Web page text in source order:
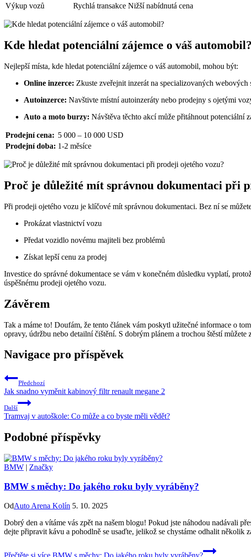
Výkup vozů
Rychlá transakce Nižší nabídnutá cena
Kde hledat potenciální zájemce o váš automobil?
Nejlepší místa, kde hledat potenciální zájemce o váš automobil, mohou být:
Online inzerce: Zkuste zveřejnit inzerát na specializovaných
Autoinzerce: Navštivte místní autoinzeráty nebo prodejny s ojetými
Auto a moto burzy: Návštěva těchto akcí může přitáhnout potenciální
Prodejní cena: 5 000 – 10 000 USD
Prodejní doba: 1-2 měsíce
Proč je důležité mít správnou dokumentaci při
Při prodeji ojetého vozu je klíčové mít správnou dokumentaci. Bez ní se
Prokázat vlastnictví vozu
Předat vozidlo novému majiteli bez problémů
Získat lepší cenu za prodej
Investice do správné dokumentace se vám v konečném důsledku vyplatí,
úspěšnému prodeji ojetého vozu.
Závěrem
Tak a máme to! Doufám, že tento článek vám poskytl užitečné informace o
opravy, údržbu nebo detailní čištění. S dobrým plánem a trochou štěstí
Navigace pro příspěvek
Předchozí
Jak snadno vyměnit kabinový filtr renault megane 2
Další
Tramvaj v autoškole: Co může a co byste měli vědět?
Podobné příspěvky
BMW | Značky
BMW s měchy: Do jakého roku byly vyráběny?
OdAuto Arena Kolín 5. 10. 2025
Dobrý den a vítáme vás zpět na našem blogu! Pokud jste náhodou nadávali
dejte připravit kávu a pohodlně se usaďte, jelikož se chystáme odhalit
Přečtěte si více BMW s měchy: Do jakého roku byly vyráběny?